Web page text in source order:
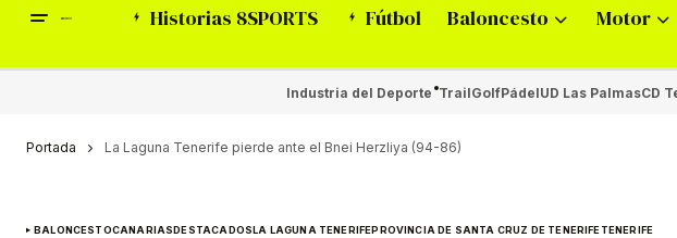
Historias 8SPORTS Fútbol Baloncesto Motor
Industria del Deporte TrailGolfPádelUD Las PalmasCD
Portada La Laguna Tenerife pierde ante el Bnei Herzliya (94-86)
BALONCESTOCANARIASDESTACADOSLA LAGUNA TENERIFEPROVINCIA DE SANTA CRUZ DE TENERIFETENERIFE